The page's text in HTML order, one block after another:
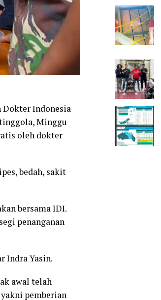
Dokter Indonesia
Minggu
oleh dokter
bedah, sakit
bersama IDI.
penanganan
Indra Yasin.
awal telah
pemberian